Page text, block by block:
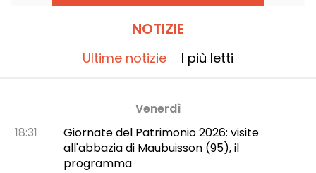
NOTIZIE
Ultime notizie I più letti
Venerdì
18:31
Giornate del Patrimonio 2026: visite
all'abbazia di Maubuisson (95), il
programma